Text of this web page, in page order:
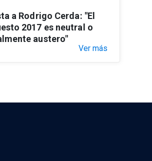
a Rodrigo Cerda: "El
2017 es neutral o
austero"
Ver más